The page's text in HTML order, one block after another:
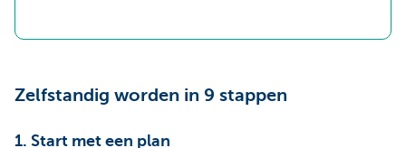
Zelfstandig worden in 9 stappen
1. Start met een plan